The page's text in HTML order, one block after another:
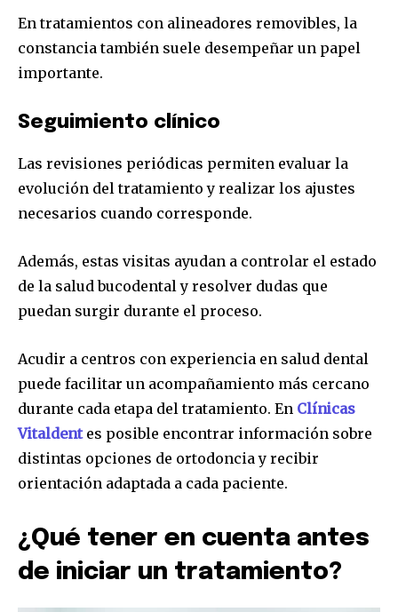
En tratamientos con alineadores removibles, la
constancia también suele desempeñar un papel
importante.
Seguimiento clínico
Las revisiones periódicas permiten evaluar la
evolución del tratamiento y realizar los ajustes
necesarios cuando corresponde.
Además, estas visitas ayudan a controlar el estado
de la salud bucodental y resolver dudas que
puedan surgir durante el proceso.
Acudir a centros con experiencia en salud dental
puede facilitar un acompañamiento más cercano
durante cada etapa del tratamiento. En Clínicas
Vitaldentes posible encontrar información sobre
distintas opciones de ortodoncia y recibir
orientación adaptada a cada paciente.
¿Qué tener en cuenta antes
de iniciar un tratamiento?